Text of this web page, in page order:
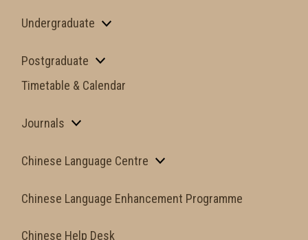
Undergraduate
Postgraduate
Timetable & Calendar
Journals
Chinese Language Centre
Chinese Language Enhancement Programme
Chinese Help Desk